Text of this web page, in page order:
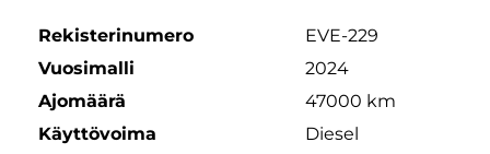
Rekisterinumero
EVE-229
Vuosimalli
2024
Ajomäärä
47000 km
Käyttövoima
Diesel